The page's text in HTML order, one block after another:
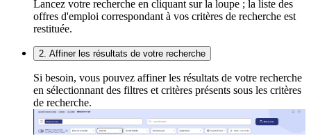
Lancez votre recherche en cliquant sur la loupe ; la liste des
offres d'emploi correspondant à vos critères de recherche est
restituée.
2. Affiner les résultats de votre recherche
Si besoin, vous pouvez affiner les résultats de votre recherche
en sélectionnant des filtres et critères présents sous les critères
de recherche.